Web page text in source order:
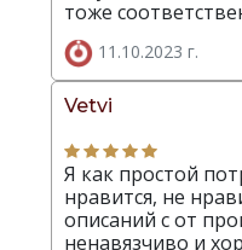
тоже
11.10.2023 г.
Vetvi
Я как простой
нравится, не
описаний с от
ненавязчиво и